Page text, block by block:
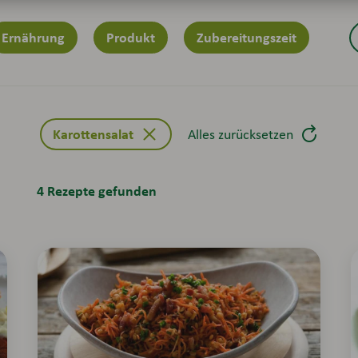
Ernährung Produkt Zubereitungszeit
Karottensalat Alles zurücksetzen
4 Rezepte gefunden